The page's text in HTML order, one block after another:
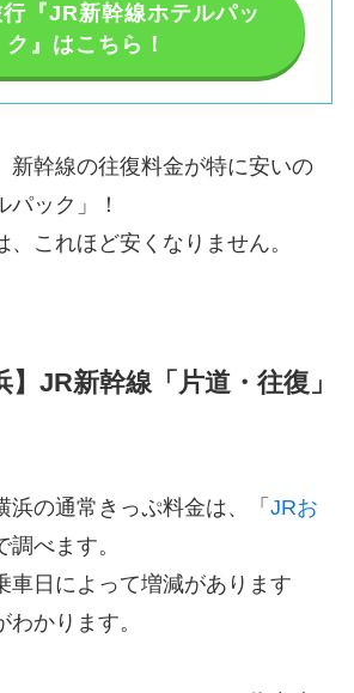
『JR新幹線ホテルパッ
ク』はこちら！
新幹線の往復料金が特に安いの
パック」！
これほど安くなりません。
】JR新幹線「片道・往復」
浜の通常きっぷ料金は、「 JRお
調べます。
車日によって増減があります
かります。